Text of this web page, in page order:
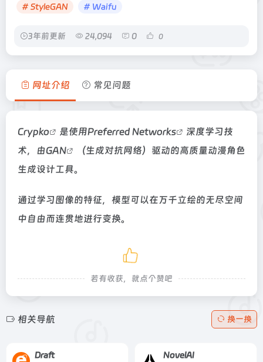
# StyleGAN
# Waifu
3年前更新 24,094 0 0
网址介绍 常见问题
Crypko 是使用Preferred Networks
深度学习技
术，由GAN
（生成对抗网络）驱动的高质量动漫角色
生成设计工具。
通过学习图像的特征，模型可以在万千立绘的无尽空间
中自由而连贯地进行变换。
若有收获，就点个赞吧
相关导航 换一换
Draft NovelAI